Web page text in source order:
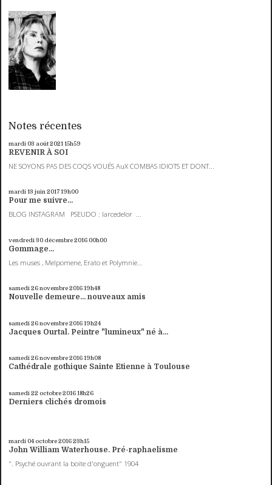
Notes récentes
mardi 03 août 2021 15h59
REVENIR À SOI
NE SOYONS PAS DES COQS VOUÉS AuX COMBAS IDIOTS ET DONT...
mardi 13 juin 201719h00
Pour me suivre...
BLOG INSTAGRAM PSEUDO : larcedelor ...
vendredi 30 décembre 2016 00h00
Gommage...
Les muses , Melpomene, Erato et Polymnie...
samedi 26novembre 201619h48
Nouvelle demeure... nouveaux amis
samedi 26novembre 201619h24
Jacques Ourtal. Peintre "lumineux" né à...
samedi 26novembre 201619h08
Cathédrale gothique Sainte Etienne à Toulouse
samedi 22 octobre 201618h26
Derniers clichés dromois
mardi 04 octobre 201623h15
John William Waterhouse. Pré-raphaelisme
". Psyché ouvrant la boite d'onguent" 1904